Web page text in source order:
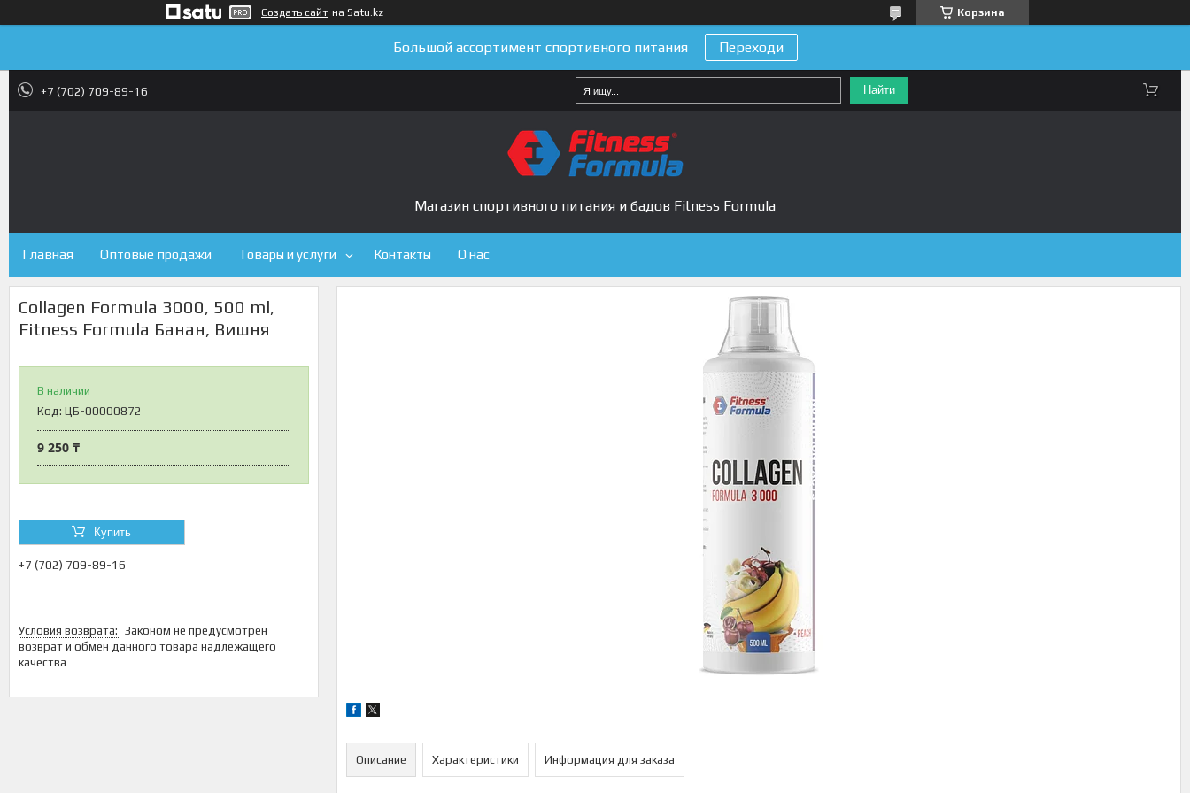
Создать сайт на Satu.kz Корзина
Большой ассортимент спортивного питания Переходи
+7 (702) 709-89-16 Найти
Магазин спортивного питания и бадов Fitness Formula
Главная Оптовые продажи Товары и услуги Контакты О нас
Collagen Formula 3000, 500 ml,
Fitness Formula Банан, Вишня
В наличии
Код: ЦБ-00000872
9 250 ₸
Купить
+7 (702) 709-89-16
Законом не предусмотрен
возврат и обмен данного товара надлежащего
качества
Описание Характеристики Информация для заказа